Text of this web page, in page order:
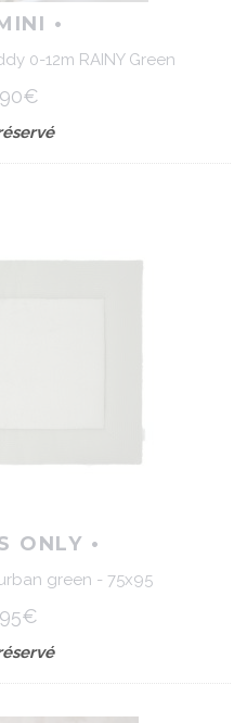
•
0-12m RAINY Green
ONLY •
green - 75x95